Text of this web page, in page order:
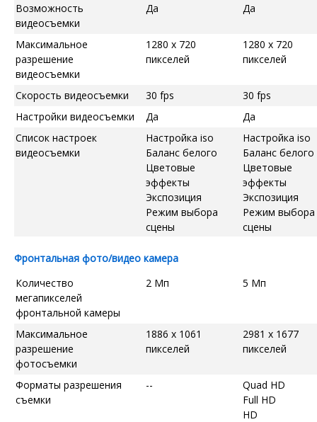
Возможность
видеосъемки
Да Да
Максимальное
разрешение
видеосъемки
1280 x 720
пикселей
1280 x 720
пикселей
Скорость видеосъемки 30 fps
30 fps
Настройки видеосъемки
Да
Да
Список настроек
видеосъемки
Настройка iso
Баланс белого
Цветовые
эффекты
Экспозиция
Режим выбора
сцены
Настройка iso
Баланс белого
Цветовые
эффекты
Экспозиция
Режим выбора
сцены
Фронтальная фото/видео камера
Количество
мегапикселей
фронтальной камеры
2 Мп 5 Мп
Максимальное
разрешение
фотосъемки
1886 x 1061
пикселей
2981 x 1677
пикселей
Форматы разрешения
съемки
--
Quad HD
Full HD
HD